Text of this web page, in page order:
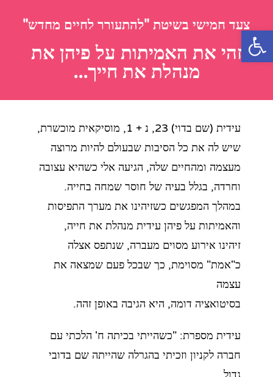
פתח סרגל נגישות צעד חמישי בשיטת "להתעורר לחיים מחדש"
זהי את האמיתות על פיהן את
מנהלת את חייך...
עידית (שם בדוי) 23, נ + 1, מוסיקאית מוכשרת,
שיש לה את כל הסיבות שבעולם להיות מרוצה
מעצמה ומהחיים שלה, הגיעה אלי כשהיא עצובה
וחרדה, בגלל בעיה של חוסר שמחה בחייה.
במהלך המפגשים כשזיהינו את מערך התפיסות
והאמיתות על פיהן עידית מנהלת את חייה,
זיהינו אירוע מסוים מעברה, שנתפס אצלה
כ"אמת" מסוימת, כך שבכל פעם שמצאה את
עצמה
בסיטואציה דומה, היא הגיבה באופן זהה.
עידית מספרת: "כשהייתי בכיתה ח' הלכתי עם
חברה לקניון וזכיתי בהגרלה שהייתה שם בדובי